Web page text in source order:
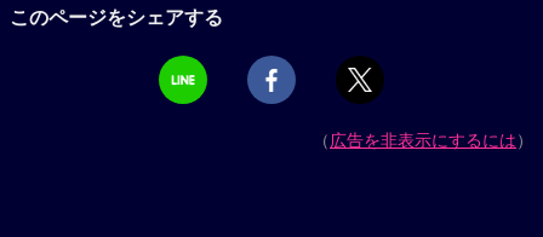
このページをシェアする
（広告を非表示にするには）